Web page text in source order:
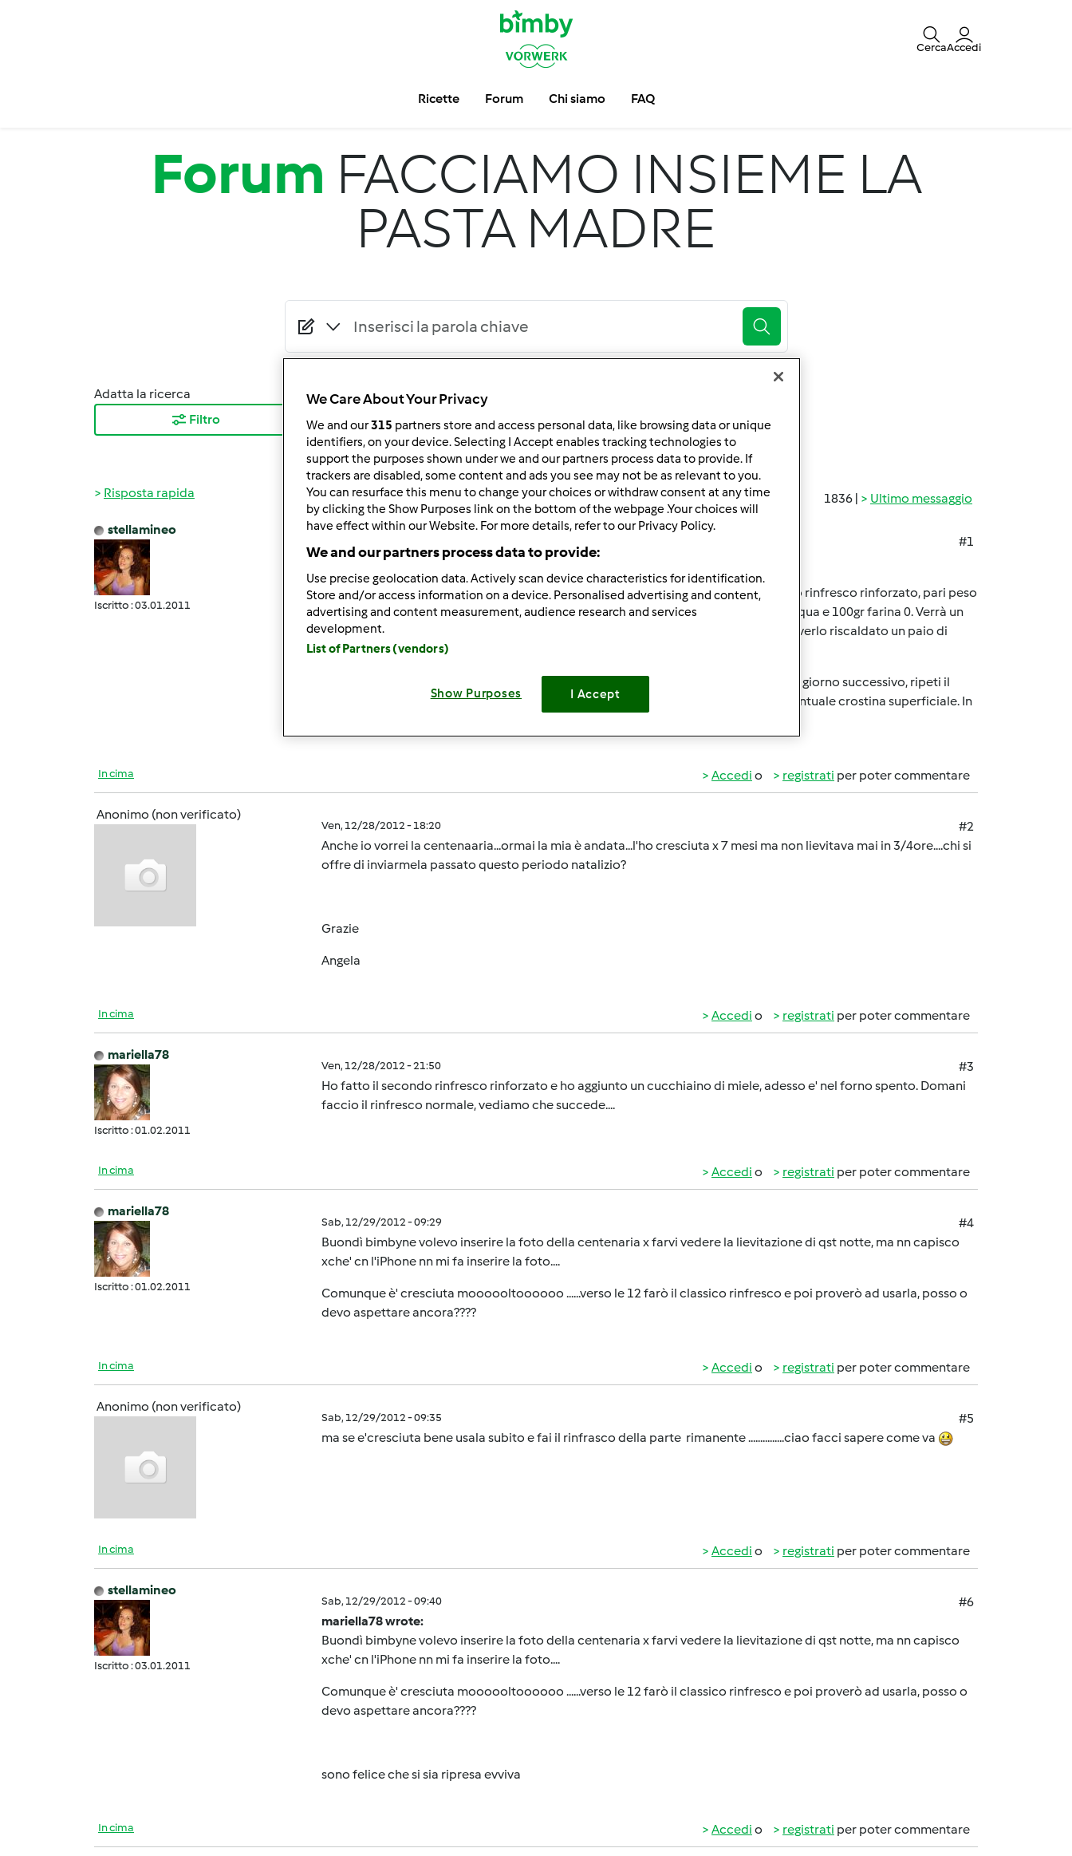
CercaAccedi
Ricette Forum Chi siamo FAQ
Forum FACCIAMO INSIEME LA
PASTA MADRE
Adatta la ricerca
Filtro
Ordina per:
I risultati più recenti
10
1836 | Ultimo messaggio
Risposta rapida
stellamineo
Iscritto : 03.01.2011
#1
leggi mariella il messaggio che ha salvato la mia centenaria con i consigli di simona:
non è morta. ci vuol ben altro ad uccidere la vecchietta!!!! allora: procedi con questo rinfresco rinforzato, pari peso
di pasta made ed acqua, doppio peso di farina. esempio: 50gr pasta madre, 50gr acqua e 100gr farina 0. Verrà un
impasto elastico ma non appiccicoso. lascia raddoppiare, nel forno spento dopo averlo riscaldato un paio di
minuti a 50° e poi spento ovviamente.
Poi rinfresca di nuovo nello stesso modo, facendo stare la pasta madre fuori frigo. Il giorno successivo, ripeti il
frinfresco rinforzato, utilizzando solo la parte alveolata e spugnosa e gettando l'eventuale crostina superficiale. In
In cima Accedi o registrati per poter commentare
Anonimo (non verificato)
Ven, 12/28/2012 - 18:20
#2
Anche io vorrei la centenaaria...ormai la mia è andata...l'ho cresciuta x 7 mesi ma non lievitava mai in 3/4ore....chi si
offre di inviarmela passato questo periodo natalizio?
Grazie
Angela
In cima Accedi o registrati per poter commentare
mariella78
Iscritto : 01.02.2011
Ven, 12/28/2012 - 21:50
#3
Ho fatto il secondo rinfresco rinforzato e ho aggiunto un cucchiaino di miele, adesso e' nel forno spento. Domani
faccio il rinfresco normale, vediamo che succede....
In cima Accedi o registrati per poter commentare
mariella78
Iscritto : 01.02.2011
Sab, 12/29/2012 - 09:29
#4
Buondì bimbyne volevo inserire la foto della centenaria x farvi vedere la lievitazione di qst notte, ma nn capisco
xche' cn l'iPhone nn mi fa inserire la foto....
Comunque è' cresciuta moooooltoooooo ......verso le 12 farò il classico rinfresco e poi proverò ad usarla, posso o
devo aspettare ancora????
In cima Accedi o registrati per poter commentare
Anonimo (non verificato)
Sab, 12/29/2012 - 09:35
#5
ma se e'cresciuta bene usala subito e fai il rinfrasco della parte rimanente ...............ciao facci sapere come va
In cima Accedi o registrati per poter commentare
stellamineo
Iscritto : 03.01.2011
Sab, 12/29/2012 - 09:40
#6
mariella78 wrote:
Buondì bimbyne volevo inserire la foto della centenaria x farvi vedere la lievitazione di qst notte, ma nn capisco
xche' cn l'iPhone nn mi fa inserire la foto....
Comunque è' cresciuta moooooltoooooo ......verso le 12 farò il classico rinfresco e poi proverò ad usarla, posso o
devo aspettare ancora????
sono felice che si sia ripresa evviva
In cima Accedi o registrati per poter commentare
We Care About Your Privacy
We and our315 partners store and access personal data, like browsing data or unique
identifiers, on your device. Selecting I Accept enables tracking technologies to
support the purposes shown under we and our partners process data to provide. If
trackers are disabled, some content and ads you see may not be as relevant to you.
You can resurface this menu to change your choices or withdraw consent at any time
by clicking the Show Purposes link on the bottom of the webpage .Your choices will
have effect within our Website. For more details, refer to our Privacy Policy.
We and our partners process data to provide:
Use precise geolocation data. Actively scan device characteristics for identification.
Store and/or access information on a device. Personalised advertising and content,
advertising and content measurement, audience research and services
development.
List of Partners (vendors)
Show Purposes I Accept